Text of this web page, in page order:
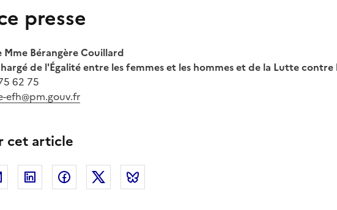
presse
Bérangère Couillard
de l'Égalité entre les femmes et les hommes et de la Lutte
62 75
efh@pm.gouv.fr
cet article
Courriel Linkedin FacebookTwitter